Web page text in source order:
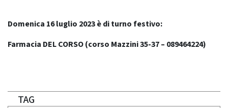
Domenica 16luglio 2023 è di turno festivo:
Farmacia DEL CORSO (corso Mazzini 35-37 – 089464224)
TAG